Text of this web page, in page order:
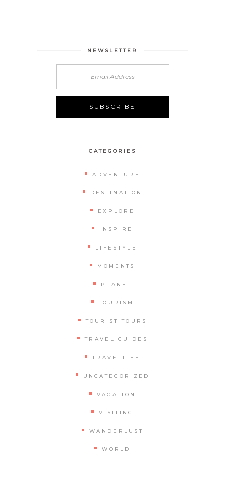
NEWSLETTER
CATEGORIES
ADVENTURE
DESTINATION
EXPLORE
INSPIRE
LIFESTYLE
MOMENTS
PLANET
TOURISM
TOURIST TOURS
TRAVEL GUIDES
TRAVELLIFE
UNCATEGORIZED
VACATION
VISITING
WANDERLUST
WORLD